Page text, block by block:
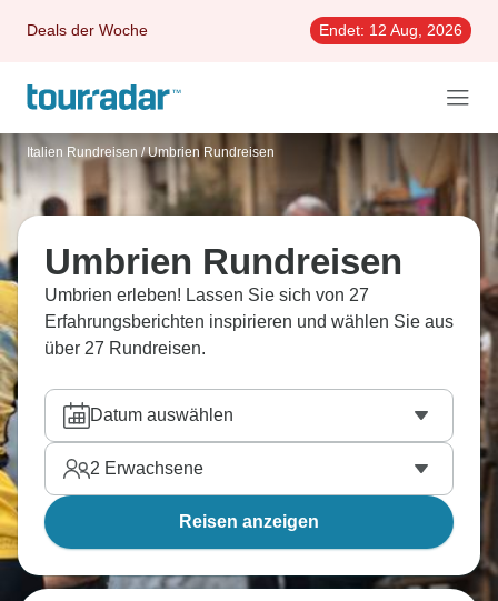
Deals der Woche Endet: 12 Aug, 2026
Italien Rundreisen / Umbrien Rundreisen
Umbrien Rundreisen
Umbrien erleben! Lassen Sie sich von 27
Erfahrungsberichten inspirieren und wählen Sie aus
über 27 Rundreisen.
Datum auswählen
2 Erwachsene
Reisen anzeigen